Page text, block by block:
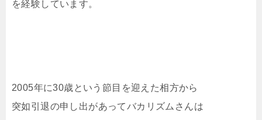
を経験しています。
2005年に30歳という節目を迎えた相方から
突如引退の申し出があってバカリズムさんは